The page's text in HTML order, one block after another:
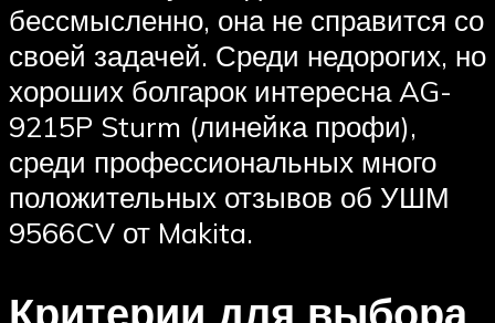
бессмысленно, она не справится со
своей задачей. Среди недорогих, но
хороших болгарок интересна AG-
9215P Sturm (линейка профи),
среди профессиональных много
положительных отзывов об УШМ
9566CV от Makita.